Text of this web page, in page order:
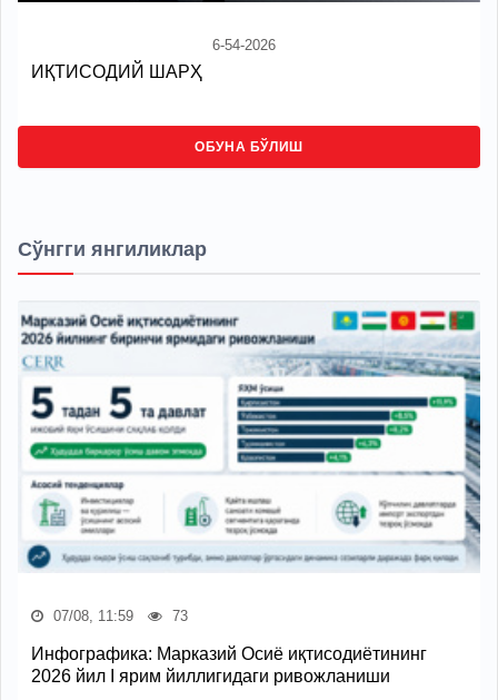
6-54-2026
ИҚТИСОДИЙ ШАРҲ
ОБУНА БЎЛИШ
Сўнгги янгиликлар
07/08, 11:59 73
Инфографика: Марказий Осиё иқтисодиётининг
2026 йил I ярим йиллигидаги ривожланиши